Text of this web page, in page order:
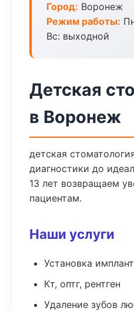
Город: Воронеж
Режим работы:
Вс: выходной
Детская
в Воронеж
детская
диагностики до
13 лет возвращаем
пациентам.
Наши услуги
Установка
Кт, оптг, рентген
Удаление зубов